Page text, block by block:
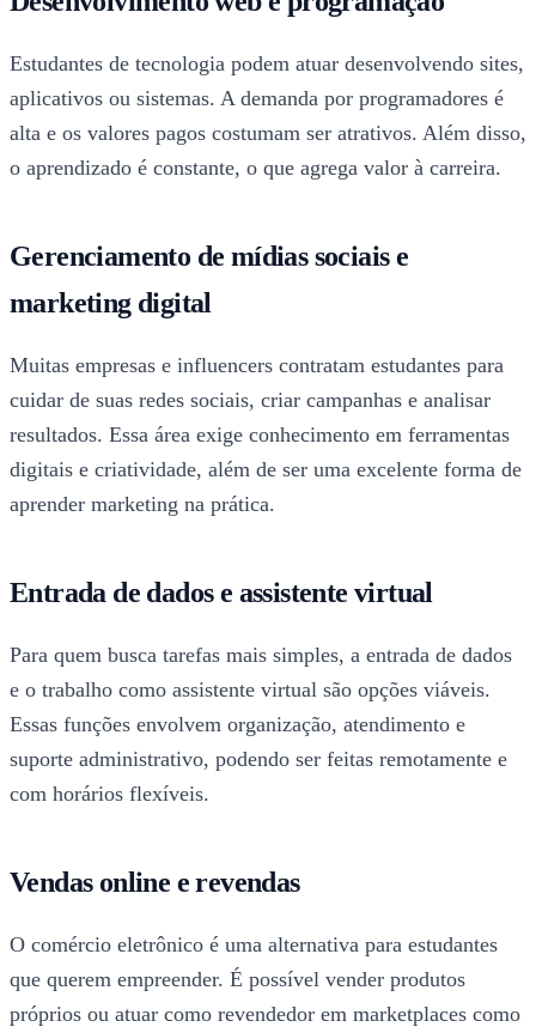
Estudantes de tecnologia podem atuar desenvolvendo sites,
aplicativos ou sistemas. A demanda por programadores é
alta e os valores pagos costumam ser atrativos. Além disso,
o aprendizado é constante, o que agrega valor à carreira.
Gerenciamento de mídias sociais e
marketing digital
Muitas empresas e influencers contratam estudantes para
cuidar de suas redes sociais, criar campanhas e analisar
resultados. Essa área exige conhecimento em ferramentas
digitais e criatividade, além de ser uma excelente forma de
aprender marketing na prática.
Entrada de dados e assistente virtual
Para quem busca tarefas mais simples, a entrada de dados
e o trabalho como assistente virtual são opções viáveis.
Essas funções envolvem organização, atendimento e
suporte administrativo, podendo ser feitas remotamente e
com horários flexíveis.
Vendas online e revendas
O comércio eletrônico é uma alternativa para estudantes
que querem empreender. É possível vender produtos
próprios ou atuar como revendedor em marketplaces como